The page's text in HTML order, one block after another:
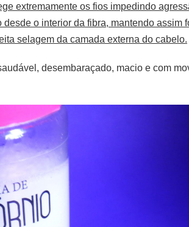
extremamente os fios impedindo
o interior da fibra, mantendo assim
selagem da camada externa do cabelo.
desembaraçado, macio e com